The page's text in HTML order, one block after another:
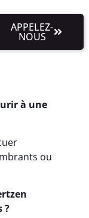
APPELEZ-
NOUS
à une
ou
?